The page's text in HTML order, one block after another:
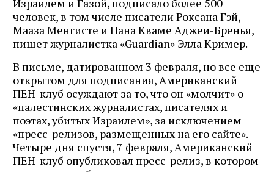
человек, в том числе писатели Роксана Гэй,
Мааза Менгисте и Нана Кваме Аджеи-Бренья,
пишет журналистка «Guardian» Элла Кример.
В письме, датированном 3 февраля, но все еще
открытом для подписания, Американский
ПЕН-клуб осуждают за то, что он «молчит» о
«палестинских журналистах, писателях и
поэтах, убитых Израилем», за исключением
«пресс-релизов, размещенных на его сайте».
Четыре дня спустя, 7 февраля, Американский
ПЕН-клуб опубликовал пресс-релиз, в котором